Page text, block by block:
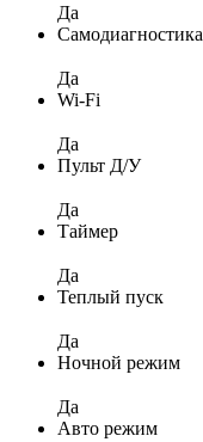
Да
Самодиагностика
Да
Wi-Fi
Да
Пульт Д/У
Да
Таймер
Да
Теплый пуск
Да
Ночной режим
Да
Авто режим